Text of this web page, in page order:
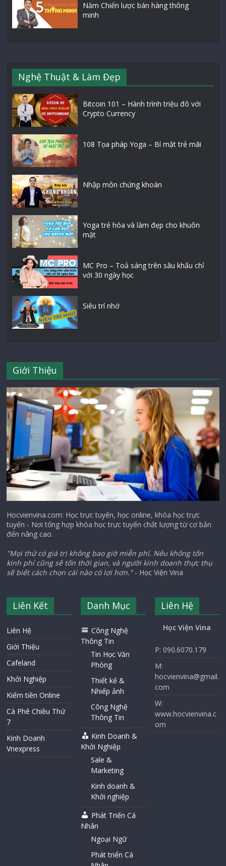
Năm Chiến lược bán hàng thông
minh
Nghệ Thuật & Làm Đẹp
Bitcoin 101 – Hành trình triệu đô với
Crypto Currency
108 Tọa pháp Yoga – Bí mật trẻ mãi
Nhập môn chứng khoán
Yoga trẻ hóa và làm đẹp cho khuôn
mặt
MC Pro – Toả sáng trên sâu khấu chỉ
với 30 ngày học
Siêu trí nhớ
Giới Thiệu
Hocvienvina.com: Học trực tuyến, học online, khóa học trực
tuyến - Nơi tổng hợp khóa học trực tuyến chất lượng từ cơ bản
đến nâng cao.
"Mọi thứ có giá trị không bao giờ miễn phí. Nếu không tốn
kinh phí cũng sẽ tốn thời gian, và người kinh doanh thực thụ
sẽ biết cách chọn cái nào có lợi hơn."- Học Viện Vina
Liên Kết
Liên Hệ
Giới Thiệu
Cafeland
Khởi Nghiệp
Kiếm tiền Online
Cà Phê Chiều Thứ
7
Kinh Doanh
Vnexpress
Danh Mục
Công Nghệ
Thông Tin
Tin Học Văn
Phòng
Thiết kế &
Nhiếp ảnh
Công Nghệ
Thông Tin
Kinh Doanh &
Khởi Nghiệp
Sale &
Marketing
Kinh doanh &
Khởi nghiệp
Phát Triển Cá
Nhân
Ngoại Ngữ
Phát triển Cá
Liên Hệ
Học Viện Vina
P: 090.6070.179
M:
hocvienvina@gmail.
com
W:
www.hocvienvina.c
om